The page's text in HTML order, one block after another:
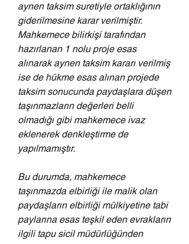
aynen taksim suretiyle ortaklığının
giderilmesine karar verilmiştir.
Mahkemece bilirkişi tarafından
hazırlanan 1 nolu proje esas
alınarak aynen taksim kararı verilmiş
ise de hükme esas alınan projede
taksim sonucunda paydaşlara düşen
taşınmazların değerleri belli
olmadığı gibi mahkemece ivaz
eklenerek denkleştirme de
yapılmamıştır.
Bu durumda, mahkemece
taşınmazda elbirliği ile malik olan
paydaşların elbirliği mülkiyetine tabi
paylarına esas teşkil eden evrakların
ilgili tapu sicil müdürlüğünden